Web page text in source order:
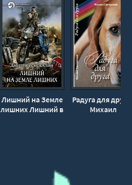
Лишний на Земле
лишних Лишний в
Радуга для друга
Михаил